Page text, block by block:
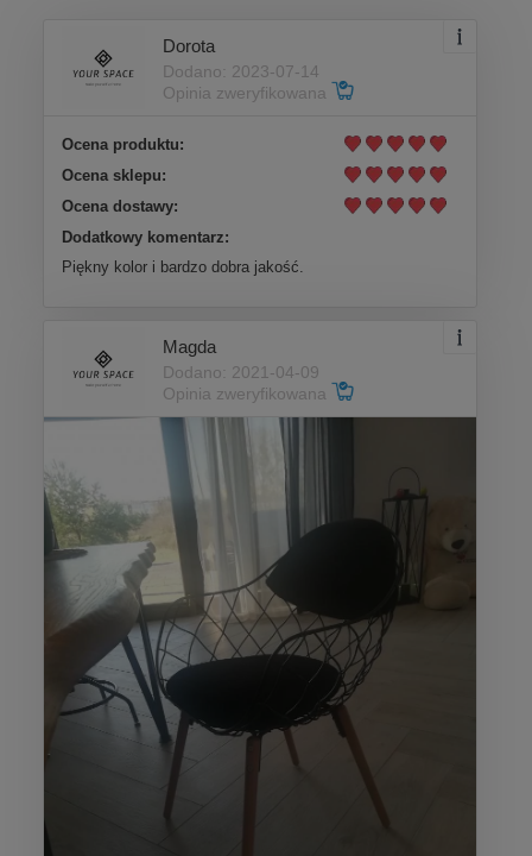
Dorota
Dodano: 2023-07-14
Opinia zweryfikowana
Ocena produktu:
Ocena sklepu:
Ocena dostawy:
Dodatkowy komentarz:
Piękny kolor i bardzo dobra jakość.
Magda
Dodano: 2021-04-09
Opinia zweryfikowana